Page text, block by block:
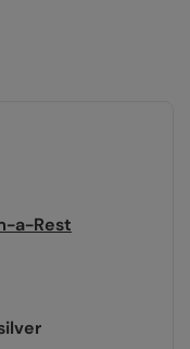
a-Rest